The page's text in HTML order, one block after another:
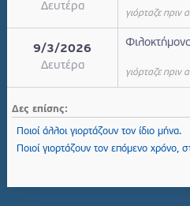
Δευτέρα
γιόρταζε πριν
9/3/2026
Δευτέρα
γιόρταζε πριν
Δες επίσης:
Ποιοί άλλοι γιορτάζουν τον ίδιο μήνα.
Ποιοί γιορτάζουν τον επόμενο χρόνο,